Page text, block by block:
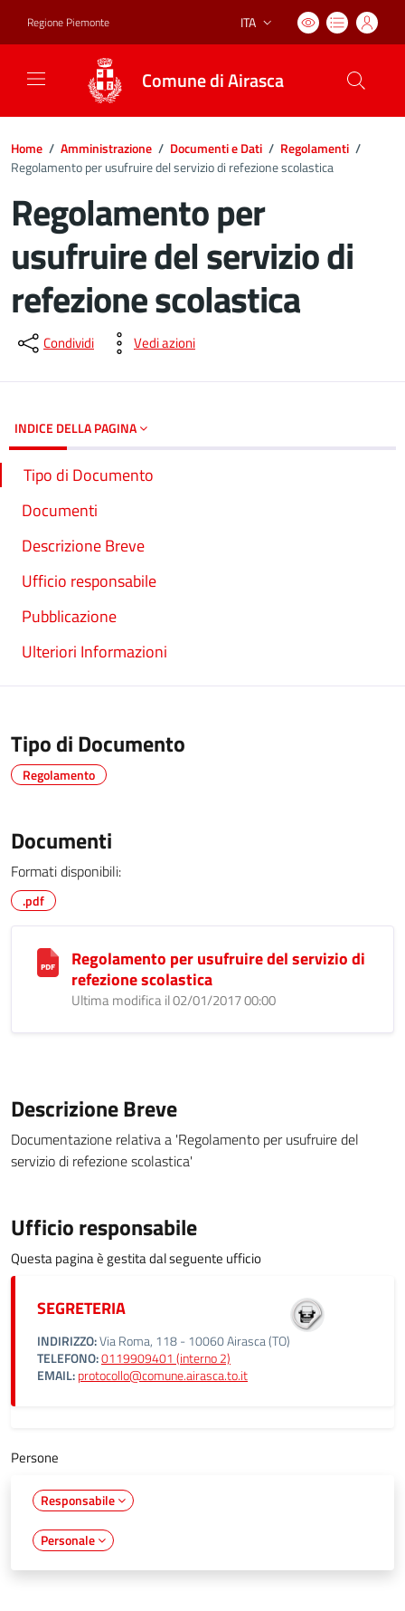
Regione Piemonte Lingua attiva:
ITA
Comune di Airasca
Home / Amministrazione / Documenti e Dati / Regolamenti /
Regolamento per usufruire del servizio di refezione scolastica
Regolamento per
usufruire del servizio di
refezione scolastica
Dettagli del documento
Condividi Vedi azioni
INDICE DELLA PAGINA
Tipo di Documento
Documenti
Descrizione Breve
Ufficio responsabile
Pubblicazione
Ulteriori Informazioni
Tipo di Documento
Regolamento
Documenti
Formati disponibili:
.pdf
Regolamento per usufruire del servizio di
refezione scolastica
Ultima modifica il 02/01/2017 00:00
Descrizione Breve
Documentazione relativa a 'Regolamento per usufruire del
servizio di refezione scolastica'
Ufficio responsabile
Questa pagina è gestita dal seguente ufficio
SEGRETERIA
INDIRIZZO:Via Roma, 118 - 10060 Airasca (TO)
TELEFONO:0119909401 (interno 2)
EMAIL:protocollo@comune.airasca.to.it
Persone
Responsabile
Personale